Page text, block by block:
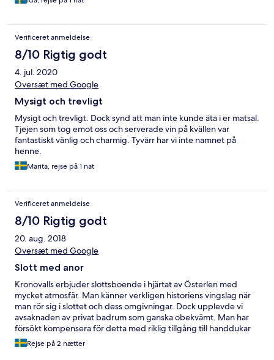
Verificeret anmeldelse
8/10 Rigtig godt
4. jul. 2020
Oversæt med Google
Mysigt och trevligt
Mysigt och trevligt. Dock synd att man inte kunde äta i er matsal.
Tjejen som tog emot oss och serverade vin på kvällen var
fantastiskt vänlig och charmig. Tyvärr har vi inte namnet på
henne.
Marita, rejse på 1 nat
Verificeret anmeldelse
8/10 Rigtig godt
20. aug. 2018
Oversæt med Google
Slott med anor
Kronovalls erbjuder slottsboende i hjärtat av Österlen med
mycket atmosfär. Man känner verkligen historiens vingslag när
man rör sig i slottet och dess omgivningar. Dock upplevde vi
avsaknaden av privat badrum som ganska obekvämt. Man har
försökt kompensera för detta med riklig tillgång till handdukar
men man får ändå se detta som en nackdel.
Rejse på 2 nætter